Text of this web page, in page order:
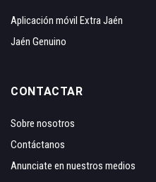
Aplicación móvil Extra Jaén
Jaén Genuino
CONTACTAR
Sobre nosotros
Contáctanos
Anunciate en nuestros medios